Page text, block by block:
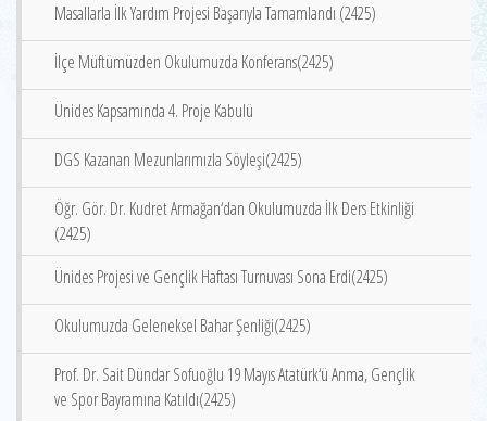
Masallarla İlk Yardım Projesi Başarıyla Tamamlandı (2425)
İlçe Müftümüzden Okulumuzda Konferans(2425)
Ünides Kapsamında 4. Proje Kabulü
DGS Kazanan Mezunlarımızla Söyleşi(2425)
Öğr. Gör. Dr. Kudret Armağan‘dan Okulumuzda İlk Ders Etkinliği
(2425)
Ünides Projesi ve Gençlik Haftası Turnuvası Sona Erdi(2425)
Okulumuzda Geleneksel Bahar Şenliği(2425)
Prof. Dr. Sait Dündar Sofuoğlu 19 Mayıs Atatürk‘ü Anma, Gençlik
ve Spor Bayramına Katıldı(2425)